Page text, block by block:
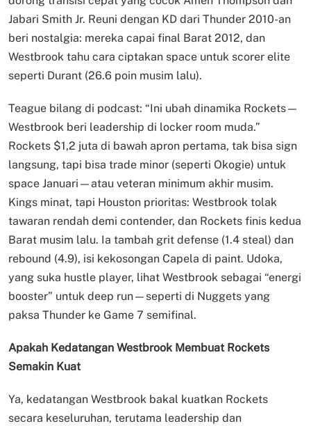
Jabari Smith Jr. Reuni dengan KD dari Thunder 2010-an
beri nostalgia: mereka capai final Barat 2012, dan
Westbrook tahu cara ciptakan space untuk scorer elite
seperti Durant (26.6 poin musim lalu).
Teague bilang di podcast: “Ini ubah dinamika Rockets—
Westbrook beri leadership di locker room muda.”
Rockets $1,2 juta di bawah apron pertama, tak bisa sign
langsung, tapi bisa trade minor (seperti Okogie) untuk
space Januari—atau veteran minimum akhir musim.
Kings minat, tapi Houston prioritas: Westbrook tolak
tawaran rendah demi contender, dan Rockets finis kedua
Barat musim lalu. Ia tambah grit defense (1.4 steal) dan
rebound (4.9), isi kekosongan Capela di paint. Udoka,
yang suka hustle player, lihat Westbrook sebagai “energi
booster” untuk deep run—seperti di Nuggets yang
paksa Thunder ke Game 7 semifinal.
Apakah Kedatangan Westbrook Membuat Rockets
Semakin Kuat
Ya, kedatangan Westbrook bakal kuatkan Rockets
secara keseluruhan, terutama leadership dan